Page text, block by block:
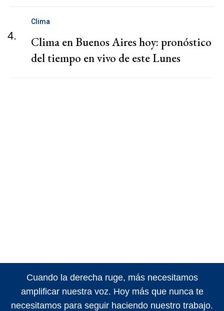
4.
Clima
Clima en Buenos Aires hoy: pronóstico
del tiempo en vivo de este Lunes
Cuando la derecha ruge, más necesitamos
amplificar nuestra voz. Hoy más que nunca te
necesitamos para seguir haciendo nuestro trabajo.